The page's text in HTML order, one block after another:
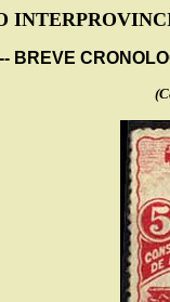
-- BREVE